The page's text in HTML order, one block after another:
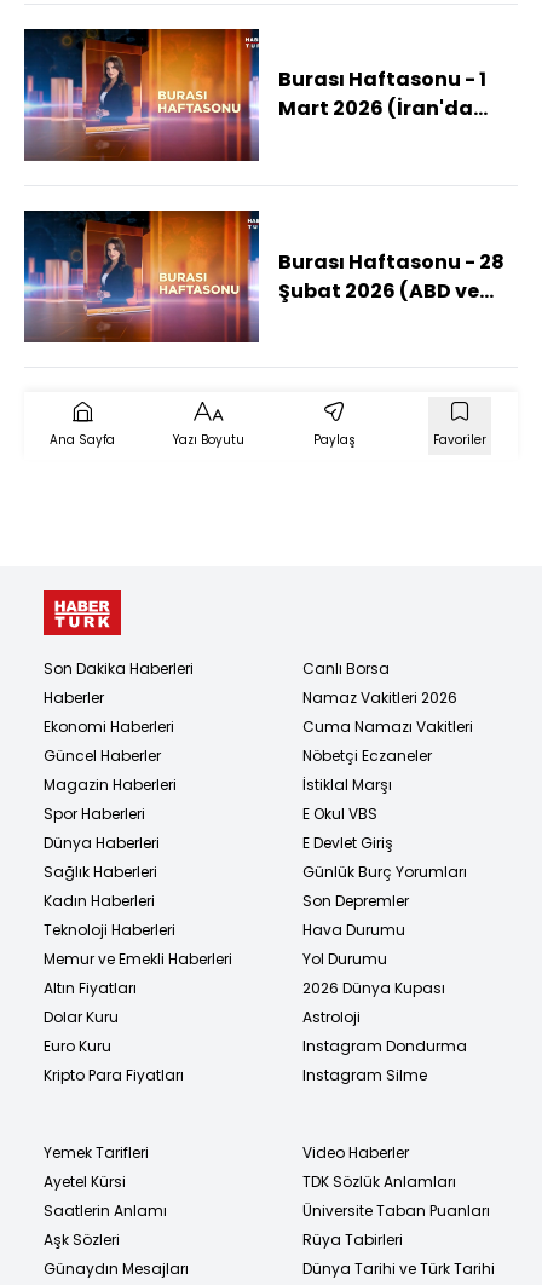
Burası Haftasonu - 1
Mart 2026 (İran'da
Burası Haftasonu - 28
Şubat 2026 (ABD ve
Ana Sayfa Yazı Boyutu Paylaş Favoriler
Son Dakika Haberleri
Haberler
Ekonomi Haberleri
Güncel Haberler
Magazin Haberleri
Spor Haberleri
Dünya Haberleri
Sağlık Haberleri
Kadın Haberleri
Teknoloji Haberleri
Memur ve Emekli Haberleri
Altın Fiyatları
Dolar Kuru
Euro Kuru
Kripto Para Fiyatları
Canlı Borsa
Namaz Vakitleri 2026
Cuma Namazı Vakitleri
Nöbetçi Eczaneler
İstiklal Marşı
E Okul VBS
E Devlet Giriş
Günlük Burç Yorumları
Son Depremler
Hava Durumu
Yol Durumu
2026 Dünya Kupası
Astroloji
Instagram Dondurma
Instagram Silme
Yemek Tarifleri
Ayetel Kürsi
Saatlerin Anlamı
Aşk Sözleri
Günaydın Mesajları
Video Haberler
TDK Sözlük Anlamları
Üniversite Taban Puanları
Rüya Tabirleri
Dünya Tarihi ve Türk Tarihi